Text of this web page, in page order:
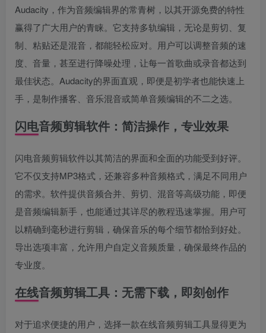
Audacity，作为音频编辑界的常青树，以其开源免费的特性
赢得了广大用户的青睐。它支持多轨编辑，无论是剪切、复
制、粘贴还是混音，都能轻松应对。用户可以调整音频的速
度、音量，甚至进行降噪处理，让每一首歌曲或录音都达到
最佳状态。Audacity的界面直观，即便是初学者也能快速上
手，是制作播客、音乐混音或简单音频编辑的不二之选。
闪电音频剪辑软件：简洁操作，专业效果
闪电音频剪辑软件以其简洁的界面和全面的功能受到好评。
它不仅支持MP3格式，还兼容多种音频格式，满足不同用户
的需求。软件提供音频合并、剪切、混音等高级功能，即便
是音频编辑新手，也能通过其详尽的教程迅速掌握。用户可
以精确到毫秒进行剪辑，确保音乐的每个细节都恰到好处。
导出选项丰富，允许用户自定义音频质量，确保最终作品的
专业度。
在线音频剪辑工具：无需下载，即刻创作
对于追求便捷的用户，选择一款在线音频剪辑工具显得更为